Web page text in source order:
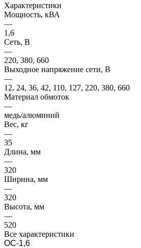
Характеристики
Мощность, кВА
—
1,6
Сеть, В
—
220, 380, 660
Выходное напряжение сети, В
—
12, 24, 36, 42, 110, 127, 220, 380, 660
Материал обмоток
—
медь/алюминий
Вес, кг
—
35
Длина, мм
—
320
Ширина, мм
—
320
Высота, мм
—
520
Все характеристики
ОС-1,6